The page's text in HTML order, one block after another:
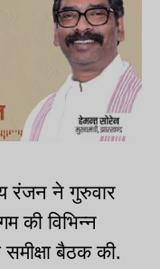
रंजन ने गुरुवार
की विभिन्न
बैठक की.